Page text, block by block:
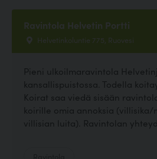
Ravintola Helvetin Portti
Helvetinkoluntie 775, Ruovesi
Pieni ulkoilmaravintola
kansallispuistossa. Todella
Koirat saa viedä sisään
koirille omia annoksia (villisika/
villisian luita). Ravintolan